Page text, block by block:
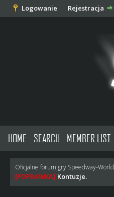
Logowanie Rejestracja
HOME SEARCH MEMBER LIST
Oficjalne forum gry Speedway-World
[POPRAWKA] Kontuzje.